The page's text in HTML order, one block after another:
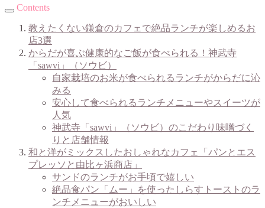
Contents
教えたくない鎌倉のカフェで絶品ランチが楽しめるお
店3選
からだが喜ぶ健康的なご飯が食べられる！ 神武寺
「sawvi」（ソウビ）
自家栽培のお米が食べられるランチがからだに沁
みる
安心して食べられるランチメニューやスイーツが
人気
神武寺「sawvi」（ソウビ）のこだわり味噌づく
りと店舗情報
和と洋がミックスしたおしゃれなカフェ「パンとエス
プレッソと由比ヶ浜商店」
サンドのランチがお手頃で嬉しい
絶品食パン「ムー」を使ったしらすトーストのラ
ンチメニューがおいしい